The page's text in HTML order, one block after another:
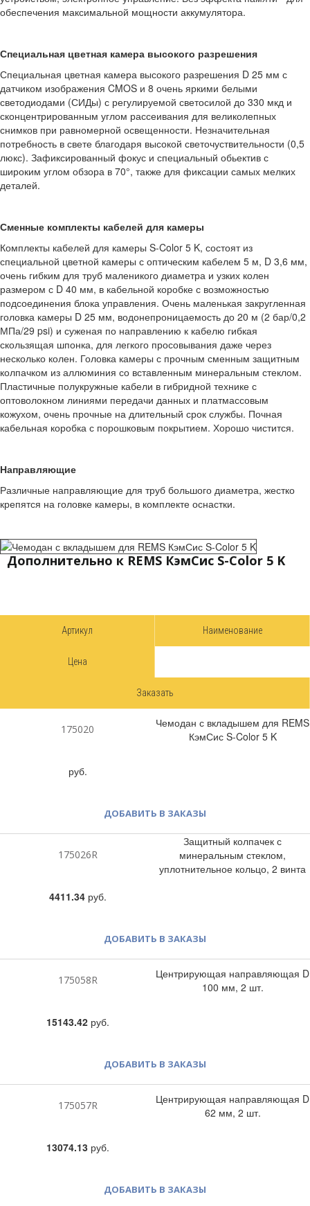
обеспечения максимальной мощности аккумулятора.
Специальная цветная камера высокого разрешения
Специальная цветная камера высокого разрешения D 25 мм с
датчиком изображения CMOS и 8 очень яркими белыми
светодиодами (СИДы) с регулируемой светосилой до 330 мкд и
сконцентрированным углом рассеивания для великолепных
снимков при равномерной освещенности. Незначительная
потребность в свете благодаря высокой светочуствительности (0,5
люкс). Зафиксированный фокус и специальный обьектив с
широким углом обзора в 70°, также для фиксации самых мелких
деталей.
Сменные комплекты кабелей для камеры
Комплекты кабелей для камеры S-Color 5 K, состоят из
специальной цветной камеры с оптическим кабелем 5 м, D 3,6 мм,
очень гибким для труб маленикого диаметра и узких колен
размером с D 40 мм, в кабельной коробке с возможностью
подсоединения блока управления. Очень маленькая закругленная
головка камеры D 25 мм, водонепроницаемость до 20 м (2 бар/0,2
МПа/29 psi) и суженая по направлению к кабелю гибкая
скользящая шпонка, для легкого просовывания даже через
несколько колен. Головка камеры с прочным сменным защитным
колпачком из аллюминия со вставленным минеральным стеклом.
Пластичные полукружные кабели в гибридной технике с
оптоволокном линиями передачи данных и платмассовым
кожухом, очень прочные на длительный срок службы. Почная
кабельная коробка с порошковым покрытием. Хорошо чистится.
Направляющие
Различные направляющие для труб большого диаметра, жестко
крепятся на головке камеры, в комплекте оснастки.
Дополнительно к REMS КэмСис S-Color 5 K
Артикул Наименование
Цена
Заказать
175020
Чемодан с вкладышем для REMS
КэмСис S-Color 5 K
руб.
ДОБАВИТЬ В ЗАКАЗЫ
175026R
Защитный колпачек с
минеральным стеклом,
уплотнительное кольцо, 2 винта
4411.34руб.
ДОБАВИТЬ В ЗАКАЗЫ
175058R
Центрирующая направляющая D
100 мм, 2 шт.
15143.42руб.
ДОБАВИТЬ В ЗАКАЗЫ
175057R
Центрирующая направляющая D
62 мм, 2 шт.
13074.13руб.
ДОБАВИТЬ В ЗАКАЗЫ